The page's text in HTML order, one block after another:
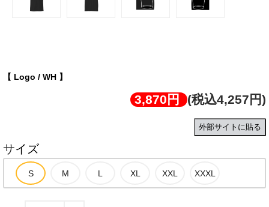
【 Logo / WH 】
3,870円 (税込4,257円)
外部サイトに貼る
サイズ